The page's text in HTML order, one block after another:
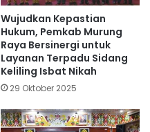
Wujudkan Kepastian
Hukum, Pemkab Murung
Raya Bersinergi untuk
Layanan Terpadu Sidang
Keliling Isbat Nikah
29 Oktober 2025